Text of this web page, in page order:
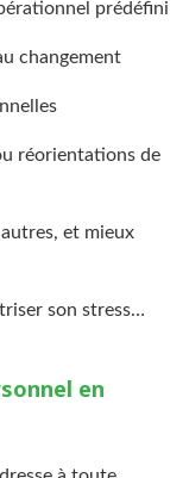
prédéfini
changement
réorientations de
et mieux
son stress…
en